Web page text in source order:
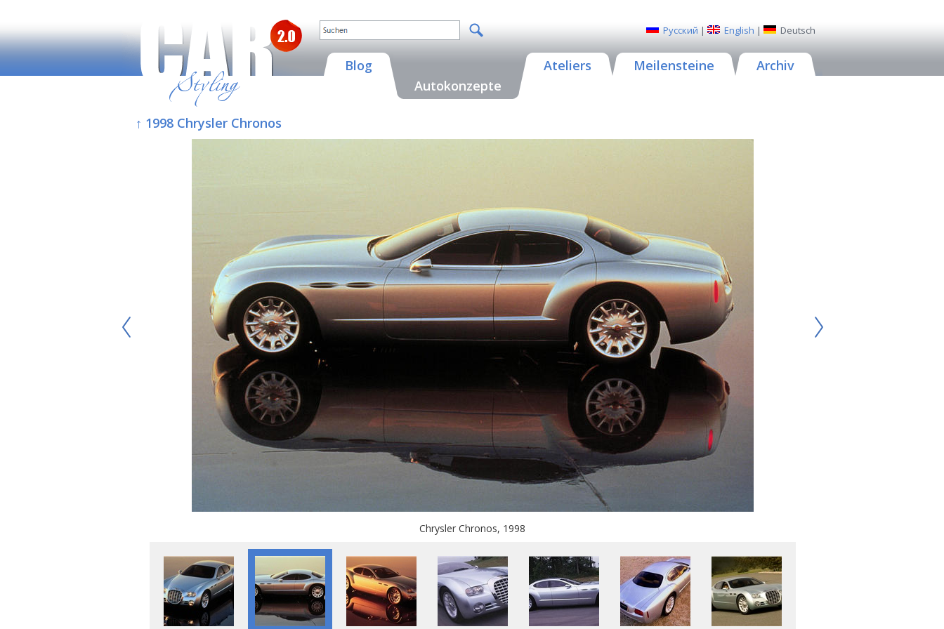
Русский | English | Deutsch
Blog
Autokonzepte
Ateliers Meilensteine Archiv
↑ 1998 Chrysler Chronos
Chrysler Chronos, 1998